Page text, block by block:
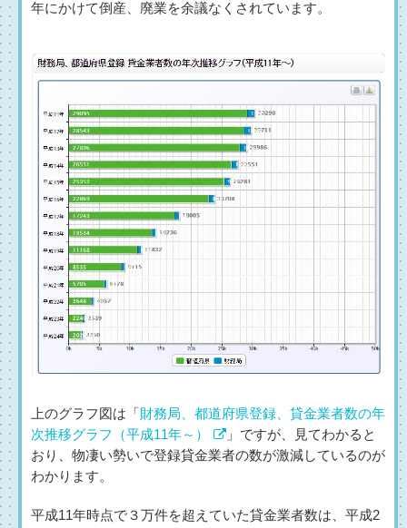
年にかけて倒産、廃業を余議なくされています。
上のグラフ図は「 財務局、都道府県登録、貸金業者数の年
次推移グラフ（平成11年～）
」ですが、見てわかると
おり、物凄い勢いで登録貸金業者の数が激減しているのが
わかります。
平成11年時点で３万件を超えていた貸金業者数は、平成2